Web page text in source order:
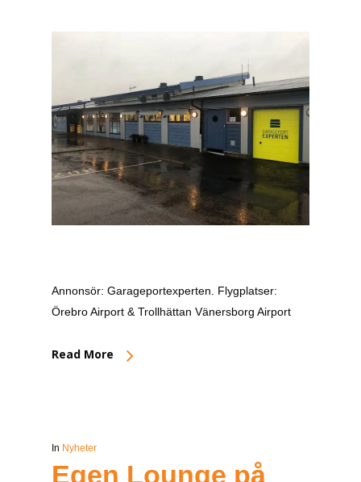
Annonsör: Garageportexperten. Flygplatser:
Örebro Airport & Trollhättan Vänersborg Airport
Read More
In Nyheter
Egen Lounge på